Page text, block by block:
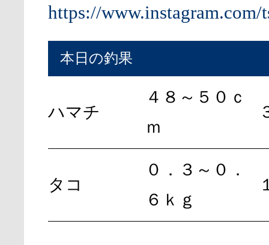
https://www.instagram.com/
本日の釣果
ハマチ
４８～５０ｃ
ｍ
タコ
０．３～０．
６ｋｇ